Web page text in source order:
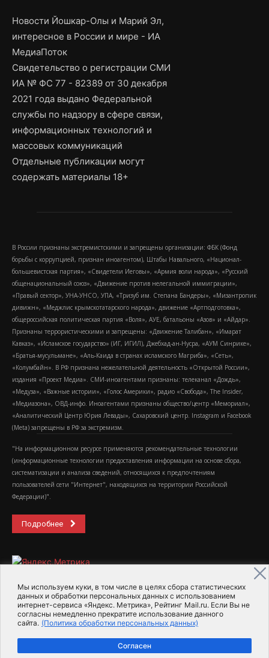
Мы используем куки, в том числе в целях сбора статистических
данных и обработки персональных данных с использованием
интернет-сервиса «Яндекс. Метрика», Рейтинг Mail.ru. Если Вы не
согласны немедленно прекратите использование данного
сайта. (Политика обработки персональных данных)
Согласен
Новости Йошкар-Олы и Марий Эл,
интересное в России и мире - ИА
МедиаПоток
Свидетельство о регистрации СМИ
ИА № ФС 77 - 82389 от 30 декабря
2021 года выдано Федеральной
службы по надзору в сфере связи,
информационных технологий и
массовых коммуникаций
Отдельные публикации могут
содержать материалы 18+
В России признаны экстремистскими и запрещены организации: ФБК (Фонд
борьбы с коррупцией, признан иноагентом), Штабы Навального, «Национал-
большевистская партия», «Свидетели Иеговы», «Армия воли народа», «Русский
общенациональный союз», «Движение против нелегальной иммиграции»,
«Правый сектор», УНА-УНСО, УПА, «Тризуб им. Степана Бандеры», «Мизантропик
дивижн», «Меджлис крымскотатарского народа», движение «Артподготовка»,
общероссийская политическая партия «Воля», АУЕ, батальоны «Азов» и «Айдар».
Признаны террористическими и запрещены: «Движение Талибан», «Имарат
Кавказ», «Исламское государство» (ИГ, ИГИЛ), Джебхад-ан-Нусра, «АУМ Синрике»,
«Братья-мусульмане», «Аль-Каида в странах исламского Магриба», «Сеть»,
«Колумбайн». В РФ признана нежелательной деятельность «Открытой России»,
издания «Проект Медиа». СМИ-иноагентами признаны: телеканал «Дождь»,
«Медуза», «Важные истории», «Голос Америки», радио «Свобода», The Insider,
«Медиазона», ОВД-инфо. Иноагентами признаны общество/центр «Мемориал»,
«Аналитический Центр Юрия Левады», Сахаровский центр. Instagram и Facebook
(Metа) запрещены в РФ за экстремизм.
"На информационном ресурсе применяются рекомендательные технологии
(информационные технологии предоставления информации на основе сбора,
систематизации и анализа сведений, относящихся к предпочтениям
пользователей сети "Интернет", находящихся на территории Российской
Федерации)".
Подробнее
2015-2026- Информационное агентство МедиаПоток
Для справки Об издании
Пользовательское соглашение
Политика обработки персональных данных